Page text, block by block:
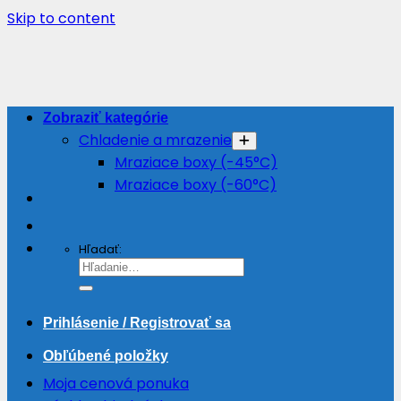
Skip to content
Hľadať:
Prihlásenie / Registrovať sa
Obľúbené položky
Moja cenová ponuka
Zobraziť kategórie
Chladenie a mrazenie
Mraziace boxy (-45°C)
Mraziace boxy (-60°C)